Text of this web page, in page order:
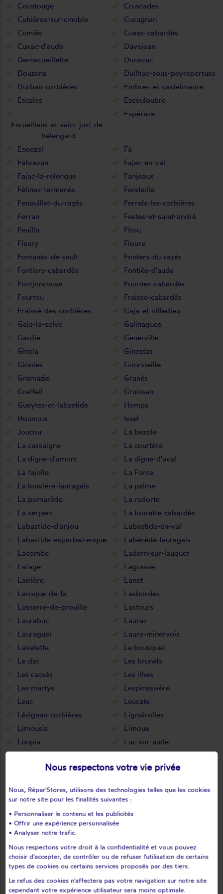
Coustouge
Cruscades
Cubières-sur-cinoble
Cucugnan
Cumiès
Cuxac-cabardès
Cuxac-d'aude
Davejean
Dernacueillette
Donazac
Douzens
Duilhac-sous-peyrepertuse
Durban-corbières
Embres-et-castelmaure
Escales
Escouloubre
Escueillens-et-saint-just-de-
bélengard
Espéraza
Espezel
Fa
Fabrezan
Fajac-en-val
Fajac-la-relenque
Fanjeaux
Félines-termenès
Fendeille
Fenouillet-du-razès
Ferrals-les-corbières
Ferran
Festes-et-saint-andré
Feuilla
Fitou
Fleury
Floure
Fontanès-de-sault
Fonters-du-razès
Fontiers-cabardès
Fontiès-d'aude
Fontjoncouse
Fournes-cabardès
Fourtou
Fraisse-cabardès
Fraissé-des-corbières
Gaja-et-villedieu
Gaja-la-selve
Galinagues
Gardie
Generville
Gincla
Ginestas
Ginoles
Gourvieille
Gramazie
Granès
Greffeil
Gruissan
Gueytes-et-labastide
Homps
Hounoux
Issel
Joucou
La bezole
La cassaigne
La courtète
La digne-d'amont
La digne-d'aval
La fajolle
La Force
La louvière-lauragais
La palme
La pomarède
La redorte
La serpent
La tourette-cabardès
Labastide-d'anjou
Labastide-en-val
Labastide-esparbairenque
Labécède-lauragais
Lacombe
Ladern-sur-lauquet
Lafage
Lagrasse
Lairière
Lanet
Laroque-de-fa
Lasbordes
Lasserre-de-prouille
Lastours
Laurabuc
Laurac
Lauraguel
Laure-minervois
Lavalette
Le bousquet
Le clat
Les brunels
Les cassés
Les ilhes
Les martys
Lespinassière
Leuc
Leucate
Lézignan-corbières
Lignairolles
Limousis
Limoux
Loupia
Luc-sur-aude
Luc-sur-orbieu
Magrie
Malras
Marcorignan
Marquein
Marseillette
Mas-cabardès
Mas-saintes-puelles
Mayronnes
Mazerolles-du-razès
Mazuby
Mérial
Mézerville
Miraval-cabardes
Mirepeisset
Mireval-lauragais
Nous respectons votre vie privée
Nous, Répar'Stores, utilisons des technologies telles que les cookies
sur notre site pour les finalités suivantes :
• Personnaliser le contenu et les publicités
• Offrir une expérience personnalisée
• Analyser notre trafic.
Nous respectons votre droit à la confidentialité et vous pouvez
choisir d'accepter, de contrôler ou de refuser l'utilisation de certains
types de cookies ou certains services proposés par des tiers.
Le refus des cookies n'affectera pas votre navigation sur notre site
cependant votre expérience utilisateur sera moins optimale.